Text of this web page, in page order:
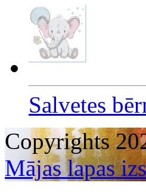
Salvetes
Copyrights
Mājas lapas